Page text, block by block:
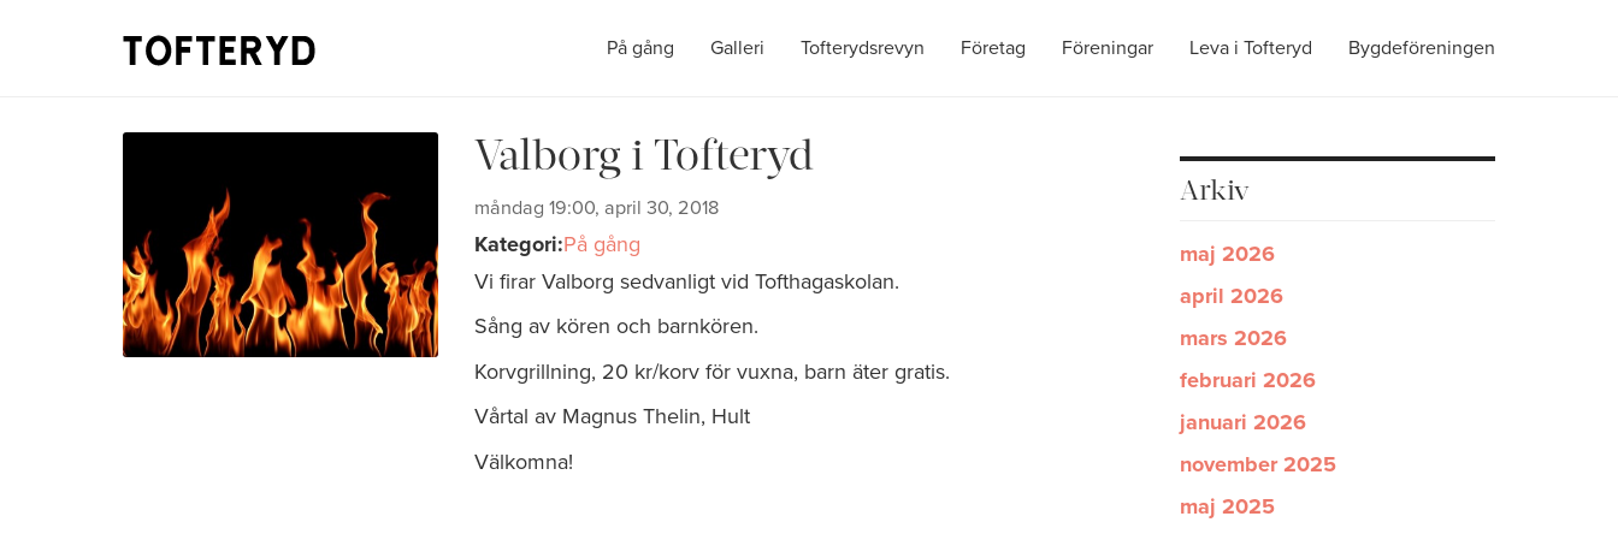
På gång Galleri Tofterydsrevyn Företag Föreningar Leva i Tofteryd Bygdeföreningen
Valborg i Tofteryd
måndag 19:00, april 30, 2018
Kategori:På gång
Vi firar Valborg sedvanligt vid Tofthagaskolan.
Sång av kören och barnkören.
Korvgrillning, 20 kr/korv för vuxna, barn äter gratis.
Vårtal av Magnus Thelin, Hult
Välkomna!
Arkiv
maj 2026
april 2026
mars 2026
februari 2026
januari 2026
november 2025
maj 2025